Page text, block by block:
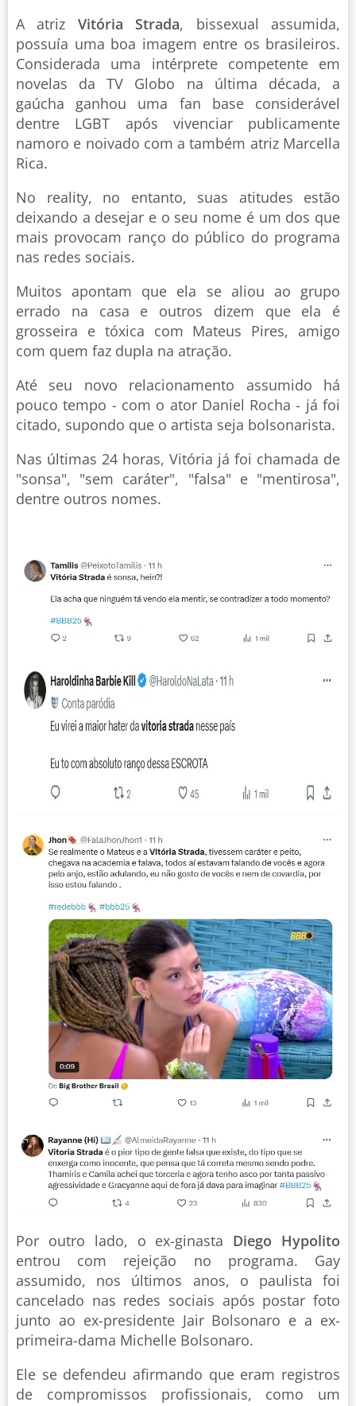
A atriz Vitória Strada, bissexual assumida,
possuía uma boa imagem entre os brasileiros.
Considerada uma intérprete competente em
novelas da TV Globo na última década, a
gaúcha ganhou uma fan base considerável
dentre LGBT após vivenciar publicamente
namoro e noivado com a também atriz Marcella
Rica.
No reality, no entanto, suas atitudes estão
deixando a desejar e o seu nome é um dos que
mais provocam ranço do público do programa
nas redes sociais.
Muitos apontam que ela se aliou ao grupo
errado na casa e outros dizem que ela é
grosseira e tóxica com Mateus Pires, amigo
com quem faz dupla na atração.
Até seu novo relacionamento assumido há
pouco tempo - com o ator Daniel Rocha - já foi
citado, supondo que o artista seja bolsonarista.
Nas últimas 24 horas, Vitória já foi chamada de
"sonsa", "sem caráter", "falsa" e "mentirosa",
dentre outros nomes.
Por outro lado, o ex-ginasta Diego Hypolito
entrou com rejeição no programa. Gay
assumido, nos últimos anos, o paulista foi
cancelado nas redes sociais após postar foto
junto ao ex-presidente Jair Bolsonaro e a ex-
primeira-dama Michelle Bolsonaro.
Ele se defendeu afirmando que eram registros
de compromissos profissionais, como um